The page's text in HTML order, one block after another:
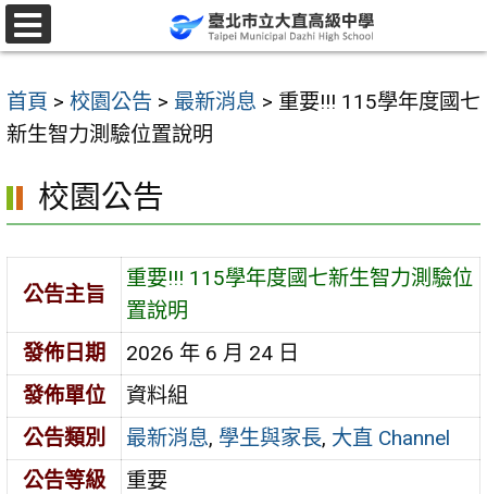
跳
至
要
內
區
首頁 > 校園公告 > 最新消息 > 重要!!! 115學年度國七
新生智力測驗位置說明
校園公告
公告主旨
重要!!! 115學年度國七新生智力測驗位
置說明
發佈日期
2026 年 6 月 24 日
發佈單位
資料組
公告類別
最新消息, 學生與家長, 大直 Channel
公告等級
重要
選
單